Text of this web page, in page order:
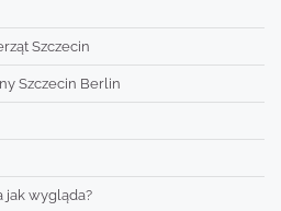
Szczecin
Szczecin Berlin
jak wygląda?